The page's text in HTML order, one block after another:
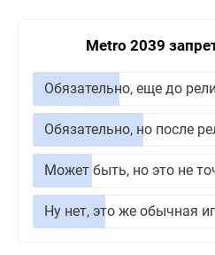
Metro 2039
Обязательно, еще до
Обязательно, но после
Может быть, но это не
Ну нет, это же обычная